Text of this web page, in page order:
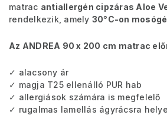
matrac antiallergén cipzáras Aloe
rendelkezik, amely 30°C-on
Az ANDREA 90 x 200 cm matrac
✓ alacsony ár
✓ magja T25 ellenálló PUR hab
✓ allergiások számára is megfelelő
✓ rugalmas lamellás ágyrácsra